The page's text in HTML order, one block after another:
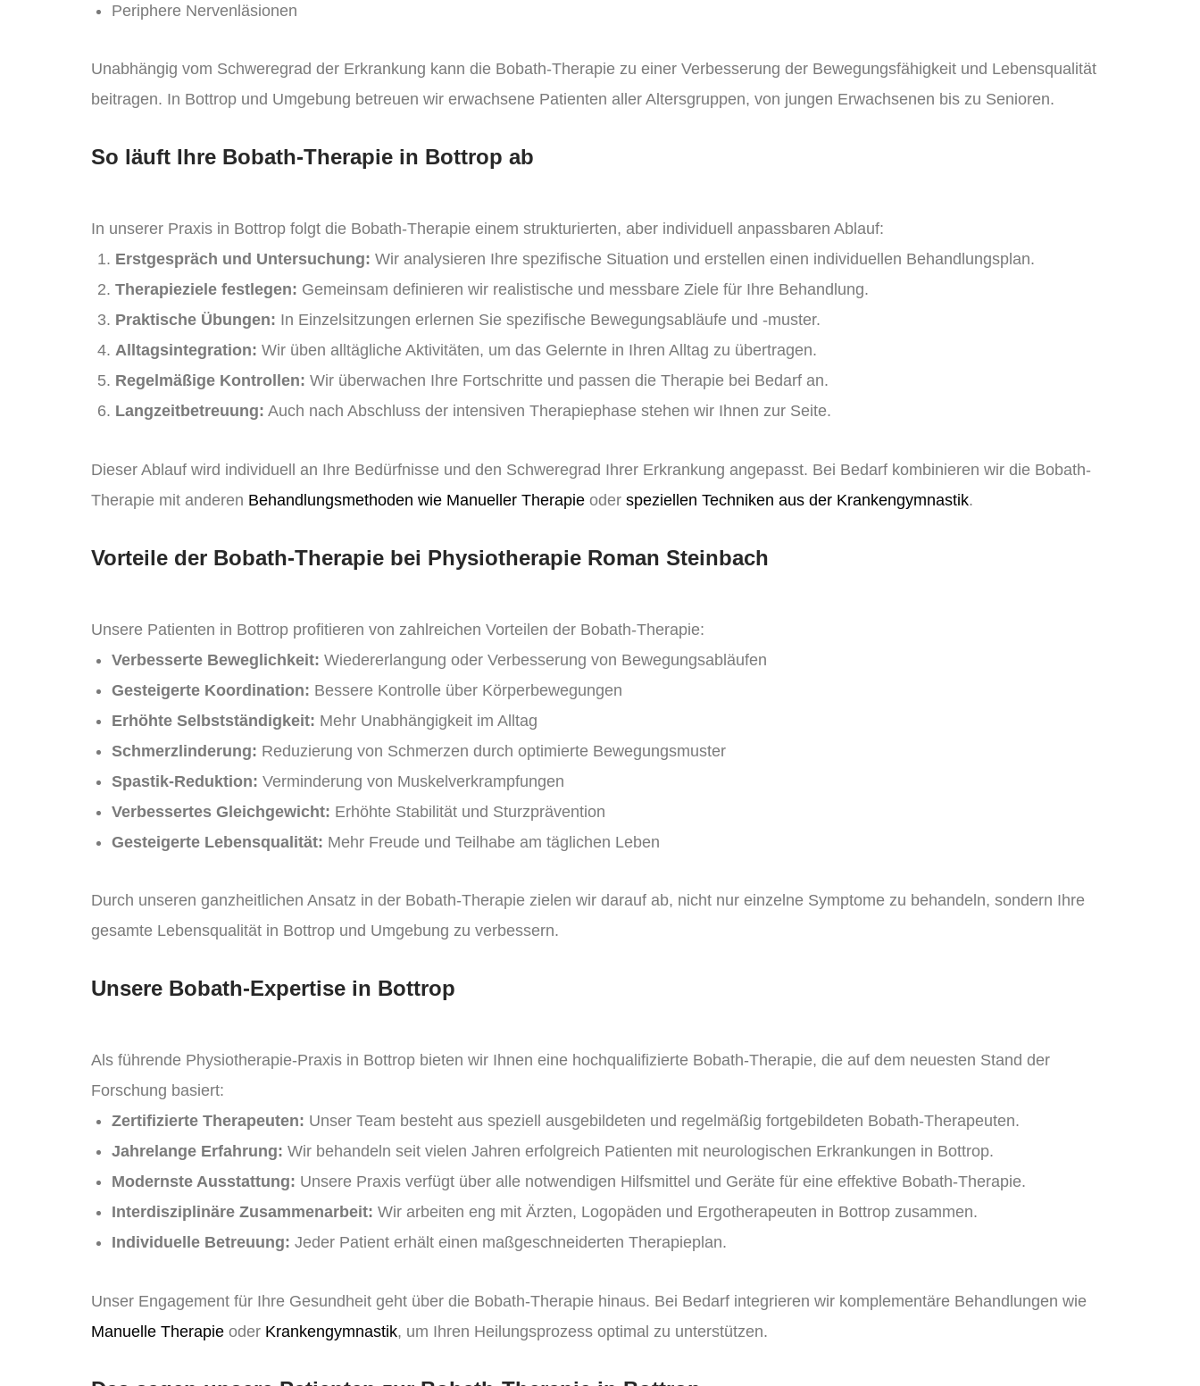
Periphere Nervenläsionen
Unabhängig vom Schweregrad der Erkrankung kann die Bobath-Therapie zu einer Verbesserung der Bewegungsfähigkeit und Lebensqualität
beitragen. In Bottrop und Umgebung betreuen wir erwachsene Patienten aller Altersgruppen, von jungen Erwachsenen bis zu Senioren.
So läuft Ihre Bobath-Therapie in Bottrop ab
In unserer Praxis in Bottrop folgt die Bobath-Therapie einem strukturierten, aber individuell anpassbaren Ablauf:
Erstgespräch und Untersuchung: Wir analysieren Ihre spezifische Situation und erstellen einen individuellen Behandlungsplan.
Therapieziele festlegen: Gemeinsam definieren wir realistische und messbare Ziele für Ihre Behandlung.
Praktische Übungen: In Einzelsitzungen erlernen Sie spezifische Bewegungsabläufe und -muster.
Alltagsintegration: Wir üben alltägliche Aktivitäten, um das Gelernte in Ihren Alltag zu übertragen.
Regelmäßige Kontrollen: Wir überwachen Ihre Fortschritte und passen die Therapie bei Bedarf an.
Langzeitbetreuung: Auch nach Abschluss der intensiven Therapiephase stehen wir Ihnen zur Seite.
Dieser Ablauf wird individuell an Ihre Bedürfnisse und den Schweregrad Ihrer Erkrankung angepasst. Bei Bedarf kombinieren wir die Bobath-
Therapie mit anderen Behandlungsmethoden wie Manueller Therapie oder speziellen Techniken aus der Krankengymnastik.
Vorteile der Bobath-Therapie bei Physiotherapie Roman Steinbach
Unsere Patienten in Bottrop profitieren von zahlreichen Vorteilen der Bobath-Therapie:
Verbesserte Beweglichkeit: Wiedererlangung oder Verbesserung von Bewegungsabläufen
Gesteigerte Koordination: Bessere Kontrolle über Körperbewegungen
Erhöhte Selbstständigkeit: Mehr Unabhängigkeit im Alltag
Schmerzlinderung: Reduzierung von Schmerzen durch optimierte Bewegungsmuster
Spastik-Reduktion: Verminderung von Muskelverkrampfungen
Verbessertes Gleichgewicht: Erhöhte Stabilität und Sturzprävention
Gesteigerte Lebensqualität: Mehr Freude und Teilhabe am täglichen Leben
Durch unseren ganzheitlichen Ansatz in der Bobath-Therapie zielen wir darauf ab, nicht nur einzelne Symptome zu behandeln, sondern Ihre
gesamte Lebensqualität in Bottrop und Umgebung zu verbessern.
Unsere Bobath-Expertise in Bottrop
Als führende Physiotherapie-Praxis in Bottrop bieten wir Ihnen eine hochqualifizierte Bobath-Therapie, die auf dem neuesten Stand der
Forschung basiert:
Zertifizierte Therapeuten: Unser Team besteht aus speziell ausgebildeten und regelmäßig fortgebildeten Bobath-Therapeuten.
Jahrelange Erfahrung: Wir behandeln seit vielen Jahren erfolgreich Patienten mit neurologischen Erkrankungen in Bottrop.
Modernste Ausstattung: Unsere Praxis verfügt über alle notwendigen Hilfsmittel und Geräte für eine effektive Bobath-Therapie.
Interdisziplinäre Zusammenarbeit: Wir arbeiten eng mit Ärzten, Logopäden und Ergotherapeuten in Bottrop zusammen.
Individuelle Betreuung: Jeder Patient erhält einen maßgeschneiderten Therapieplan.
Unser Engagement für Ihre Gesundheit geht über die Bobath-Therapie hinaus. Bei Bedarf integrieren wir komplementäre Behandlungen wie
Manuelle Therapie oder Krankengymnastik, um Ihren Heilungsprozess optimal zu unterstützen.